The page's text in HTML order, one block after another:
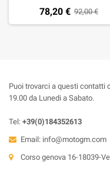
78,20 € 92,00 €
Puoi trovarci a questi contatti
19.00 da Lunedi a Sabato.
Tel: +39(0)184352613
Email: info@motogm.com
Corso genova 16-18039-